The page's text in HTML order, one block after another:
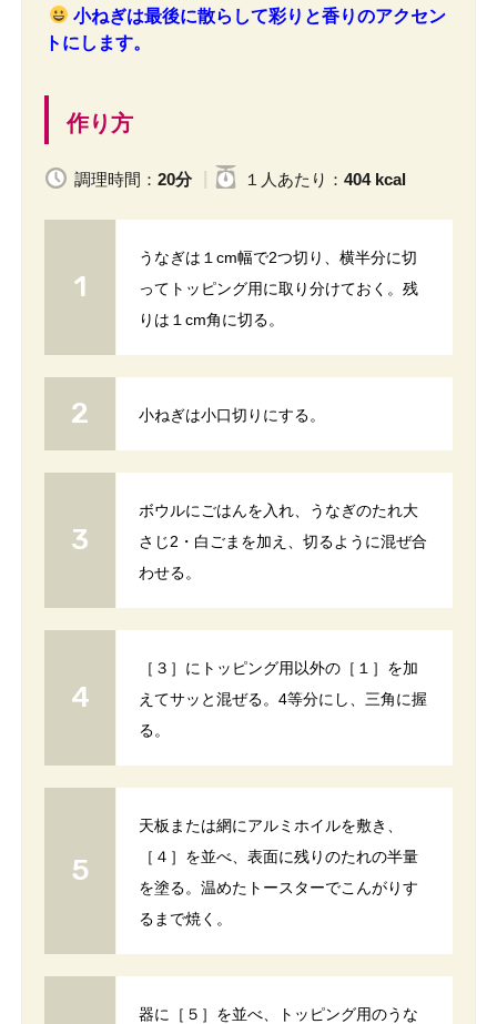
小ねぎは最後に散らして彩りと香りのアクセン
トにします。
作り方
調理時間： 20分 １人 あたり ： 404 kcal
うなぎは１cm幅で2つ切り、横半分に切
ってトッピング用に取り分けておく。残
りは１cm角に切る。
小ねぎは小口切りにする。
ボウルにごはんを入れ、うなぎのたれ大
さじ2・白ごまを加え、切るように混ぜ合
わせる。
［３］にトッピング用以外の［１］を加
えてサッと混ぜる。4等分にし、三角に握
る。
天板または網にアルミホイルを敷き、
［４］を並べ、表面に残りのたれの半量
を塗る。温めたトースターでこんがりす
るまで焼く。
器に［５］を並べ、トッピング用のうな